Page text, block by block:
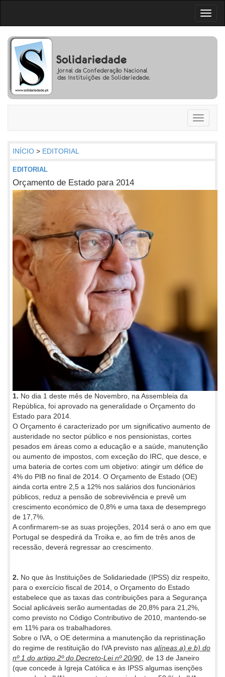
Toggle
INÍCIO > EDITORIAL
EDITORIAL
Orçamento de Estado para 2014
1. No dia 1 deste mês de Novembro, na Assembleia da
República, foi aprovado na generalidade o Orçamento do
Estado para 2014.
O Orçamento é caracterizado por um significativo aumento de
austeridade no sector público e nos pensionistas, cortes
pesados em áreas como a educação e a saúde, manutenção
ou aumento de impostos, com exceção do IRC, que desce, e
uma bateria de cortes com um objetivo: atingir um défice de
4% do PIB no final de 2014. O Orçamento de Estado (OE)
ainda corta entre 2,5 a 12% nos salários dos funcionários
públicos, reduz a pensão de sobrevivência e prevê um
crescimento económico de 0,8% e uma taxa de desemprego
de 17,7%.
A confirmarem-se as suas projeções, 2014 será o ano em que
Portugal se despedirá da Troika e, ao fim de três anos de
recessão, deverá regressar ao crescimento.
2. No que às Instituições de Solidariedade (IPSS) diz respeito,
para o exercício fiscal de 2014, o Orçamento do Estado
estabelece que as taxas das contribuições para a Segurança
Social aplicáveis serão aumentadas de 20,8% para 21,2%,
como previsto no Código Contributivo de 2010, mantendo-se
em 11% para os trabalhadores.
Sobre o IVA, o OE determina a manutenção da repristinação
do regime de restituição do IVA previsto nas alíneas a) e b) do
nº 1 do artigo 2º do Decreto-Lei nº 20/90, de 13 de Janeiro
(que concede à Igreja Católica e às IPSS algumas isenções